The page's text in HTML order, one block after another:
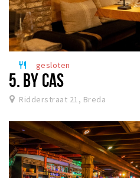
restaurant gesloten
5. BY CAS
Ridderstraat 21, Breda